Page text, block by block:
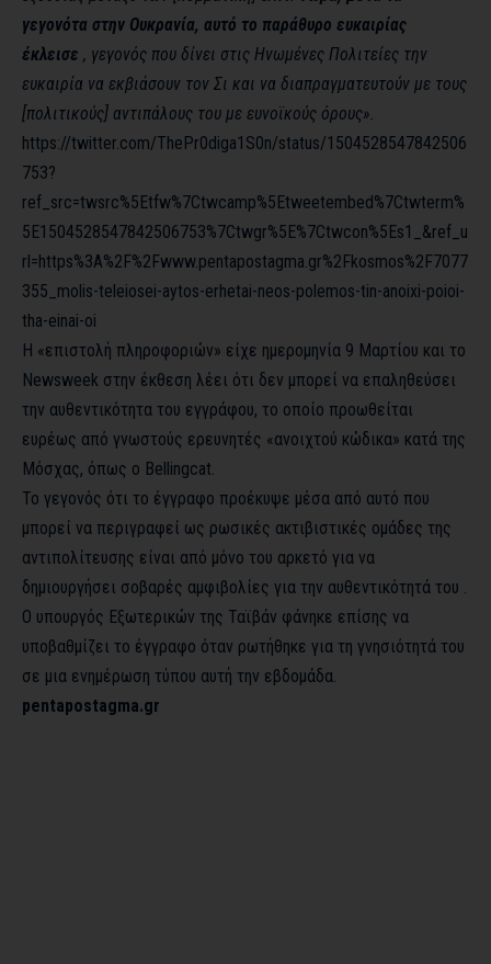
γεγονότα στην Ουκρανία, αυτό το παράθυρο ευκαιρίας
έκλεισε , γεγονός που δίνει στις Ηνωμένες Πολιτείες την
ευκαιρία να εκβιάσουν τον Σι και να διαπραγματευτούν με τους
[πολιτικούς] αντιπάλους του με ευνοϊκούς όρους».
https://twitter.com/ThePr0diga1S0n/status/1504528547842506
753?
ref_src=twsrc%5Etfw%7Ctwcamp%5Etweetembed%7Ctwterm%
5E1504528547842506753%7Ctwgr%5E%7Ctwcon%5Es1_&ref_u
rl=https%3A%2F%2Fwww.pentapostagma.gr%2Fkosmos%2F7077
355_molis-teleiosei-aytos-erhetai-neos-polemos-tin-anoixi-poioi-
tha-einai-oi
Η «επιστολή πληροφοριών» είχε ημερομηνία 9 Μαρτίου και το
Newsweek στην έκθεση λέει ότι δεν μπορεί να επαληθεύσει
την αυθεντικότητα του εγγράφου, το οποίο προωθείται
ευρέως από γνωστούς ερευνητές «ανοιχτού κώδικα» κατά της
Μόσχας, όπως ο Bellingcat.
Το γεγονός ότι το έγγραφο προέκυψε μέσα από αυτό που
μπορεί να περιγραφεί ως ρωσικές ακτιβιστικές ομάδες της
αντιπολίτευσης είναι από μόνο του αρκετό για να
δημιουργήσει σοβαρές αμφιβολίες για την αυθεντικότητά του .
Ο υπουργός Εξωτερικών της Ταϊβάν φάνηκε επίσης να
υποβαθμίζει το έγγραφο όταν ρωτήθηκε για τη γνησιότητά του
σε μια ενημέρωση τύπου αυτή την εβδομάδα.
pentapostagma.gr